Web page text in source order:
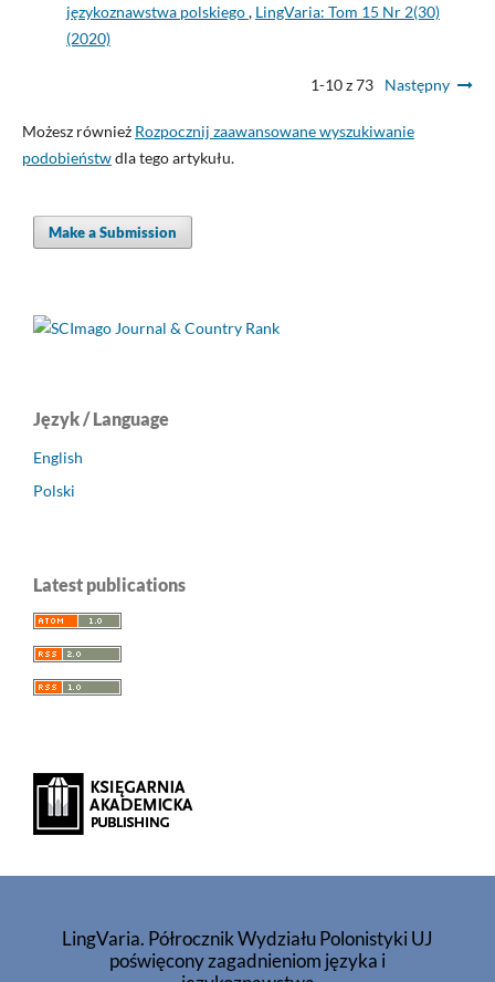
językoznawstwa polskiego, LingVaria: Tom 15 Nr 2(30)
(2020)
1-10 z 73 Następny
Możesz również Rozpocznij zaawansowane wyszukiwanie
podobieństwdla tego artykułu.
Make a Submission
Język / Language
English
Polski
Latest publications
LingVaria. Półrocznik Wydziału Polonistyki UJ
poświęcony zagadnieniom języka i